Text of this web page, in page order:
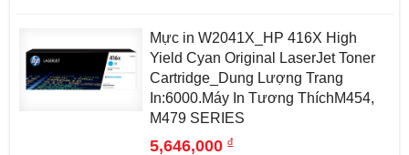
Mực in W2041X_HP 416X High
Yield Cyan Original LaserJet Toner
Cartridge_Dung Lượng Trang
In:6000.Máy In Tương ThíchM454,
M479 SERIES
5,646,000đ